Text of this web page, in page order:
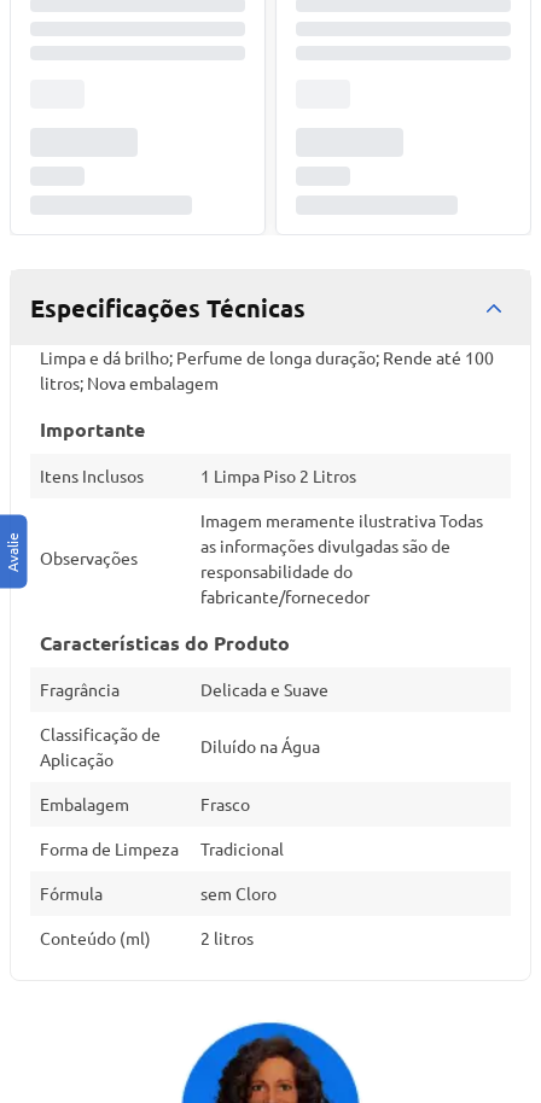
Especificações Técnicas
Limpa e dá brilho; Perfume de longa duração; Rende até 100
litros; Nova embalagem
Importante
Itens Inclusos 1 Limpa Piso 2 Litros
Observações
Imagem meramente ilustrativa Todas
as informações divulgadas são de
responsabilidade do
fabricante/fornecedor
Características do Produto
Fragrância Delicada e Suave
Classificação de
Aplicação
Diluído na Água
Embalagem Frasco
Forma de Limpeza Tradicional
Fórmula sem Cloro
Conteúdo (ml) 2 litros